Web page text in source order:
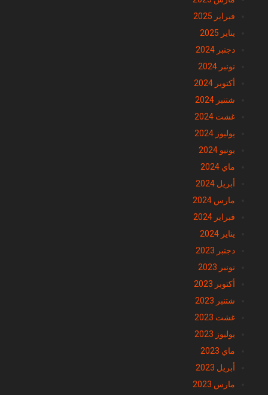
فبراير 2025
يناير 2025
دجنبر 2024
نونبر 2024
أكتوبر 2024
شتنبر 2024
غشت 2024
يوليوز 2024
يونيو 2024
ماي 2024
أبريل 2024
مارس 2024
فبراير 2024
يناير 2024
دجنبر 2023
نونبر 2023
أكتوبر 2023
شتنبر 2023
غشت 2023
يوليوز 2023
ماي 2023
أبريل 2023
مارس 2023